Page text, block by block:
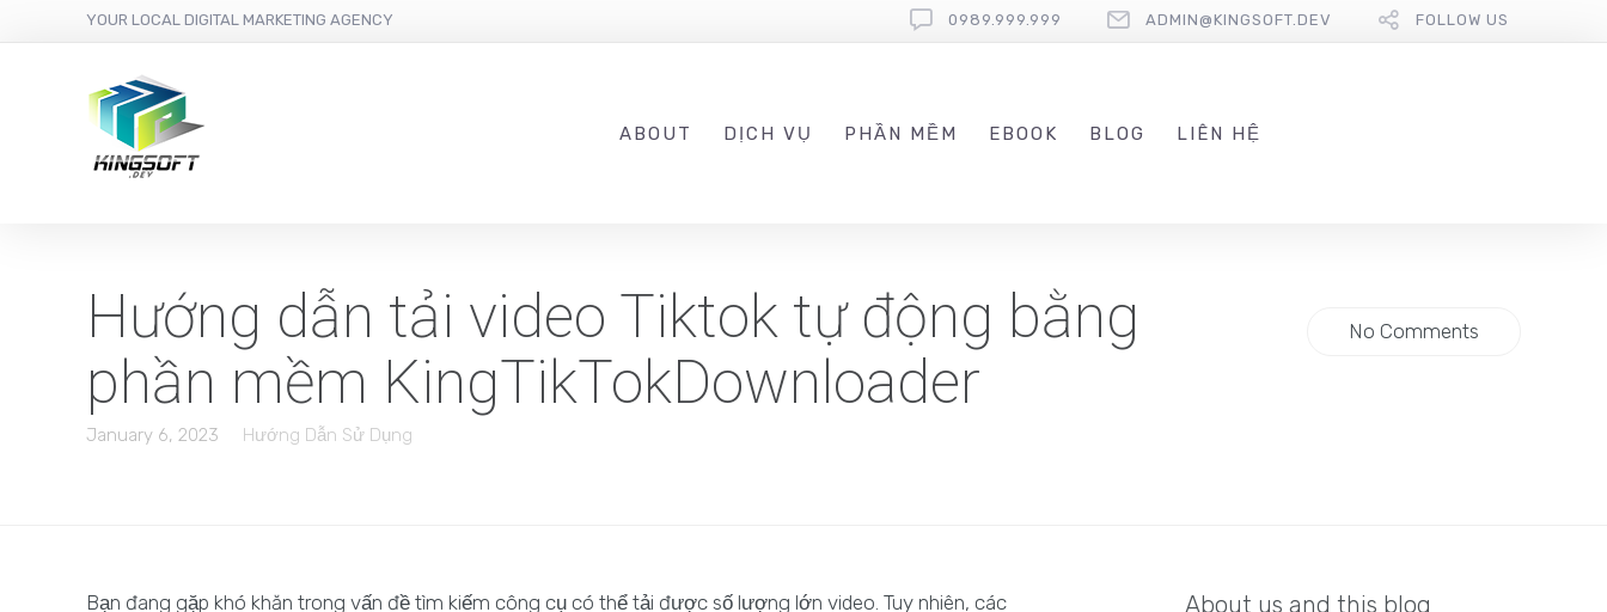
YOUR LOCAL DIGITAL MARKETING AGENCY 0989.999.999 ADMIN@KINGSOFT.DEV FOLLOW US
ABOUT DỊCH VỤ PHẦN MỀM EBOOK BLOG LIÊN HỆ
Hướng dẫn tải video Tiktok tự động bằng
phần mềm KingTikTokDownloader
January 6, 2023 Hướng Dẫn Sử Dụng
No Comments
Bạn đang gặp khó khăn trong vấn đề tìm kiếm công cụ có thể tải được số lượng lớn video. Tuy nhiên, các
About us and this blog